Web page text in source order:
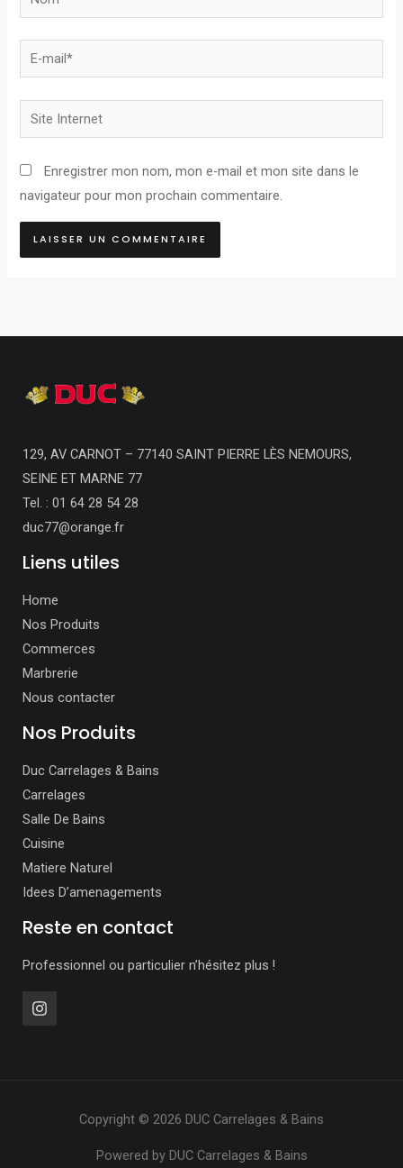
E-
mail*
Site
Internet
Enregistrer mon nom, mon e-mail et mon site dans le
navigateur pour mon prochain commentaire.
129, AV CARNOT – 77140 SAINT PIERRE LÈS NEMOURS,
SEINE ET MARNE 77
Tel. : 01 64 28 54 28
duc77@orange.fr
Liens utiles
Home
Nos Produits
Commerces
Marbrerie
Nous contacter
Nos Produits
Duc Carrelages & Bains
Carrelages
Salle De Bains
Cuisine
Matiere Naturel
Idees D’amenagements
Reste en contact
Professionnel ou particulier n’hésitez plus !
Copyright © 2026 DUC Carrelages & Bains
Powered by DUC Carrelages & Bains